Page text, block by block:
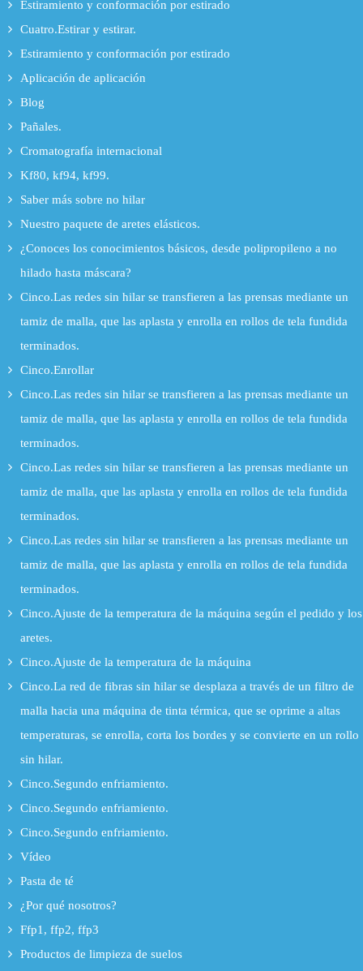
Estiramiento y conformación por estirado
Cuatro.Estirar y estirar.
Estiramiento y conformación por estirado
Aplicación de aplicación
Blog
Pañales.
Cromatografía internacional
Kf80, kf94, kf99.
Saber más sobre no hilar
Nuestro paquete de aretes elásticos.
¿Conoces los conocimientos básicos, desde polipropileno a no
hilado hasta máscara?
Cinco.Las redes sin hilar se transfieren a las prensas mediante un
tamiz de malla, que las aplasta y enrolla en rollos de tela fundida
terminados.
Cinco.Enrollar
Cinco.Las redes sin hilar se transfieren a las prensas mediante un
tamiz de malla, que las aplasta y enrolla en rollos de tela fundida
terminados.
Cinco.Las redes sin hilar se transfieren a las prensas mediante un
tamiz de malla, que las aplasta y enrolla en rollos de tela fundida
terminados.
Cinco.Las redes sin hilar se transfieren a las prensas mediante un
tamiz de malla, que las aplasta y enrolla en rollos de tela fundida
terminados.
Cinco.Ajuste de la temperatura de la máquina según el pedido y los
aretes.
Cinco.Ajuste de la temperatura de la máquina
Cinco.La red de fibras sin hilar se desplaza a través de un filtro de
malla hacia una máquina de tinta térmica, que se oprime a altas
temperaturas, se enrolla, corta los bordes y se convierte en un rollo
sin hilar.
Cinco.Segundo enfriamiento.
Cinco.Segundo enfriamiento.
Cinco.Segundo enfriamiento.
Vídeo
Pasta de té
¿Por qué nosotros?
Ffp1, ffp2, ffp3
Productos de limpieza de suelos